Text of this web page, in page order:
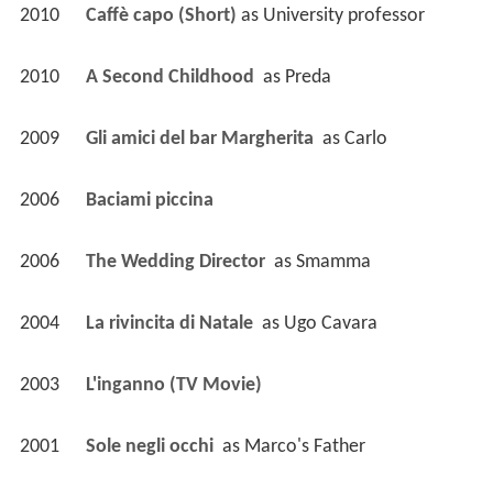
2010 Caffè capo (Short) as University professor
2010 A Second Childhood as Preda
2009 Gli amici del bar Margherita as Carlo
2006 Baciami piccina
2006 The Wedding Director as Smamma
2004 La rivincita di Natale as Ugo Cavara
2003 L'inganno (TV Movie)
2001 Sole negli occhi as Marco's Father